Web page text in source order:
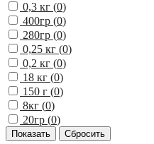
0,3 кг (0)
400гр (0)
280гр (0)
0,25 кг (0)
0,2 кг (0)
18 кг (0)
150 г (0)
8кг (0)
20гр (0)